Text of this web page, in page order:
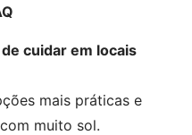
cuidar em locais
mais práticas e
muito sol.